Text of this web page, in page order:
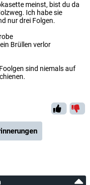
meinst, bist du da
Ich habe sie
nur drei Folgen.
Brüllen verlor
sind niemals auf